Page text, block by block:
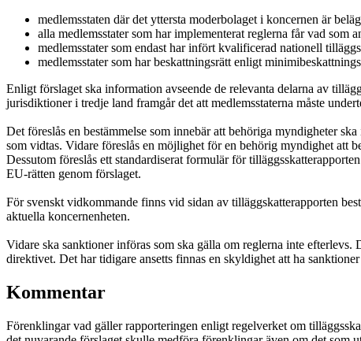
medlemsstaten där det yttersta moderbolaget i koncernen är
alla medlemsstater som har implementerat reglerna får vad som
medlemsstater som endast har infört kvalificerad nationell
medlemsstater som har beskattningsrätt enligt
Enligt förslaget ska information avseende de relevanta delarna av
jurisdiktioner i tredje land framgår det att medlemsstaterna måste
Det föreslås en bestämmelse som innebär att behöriga myndigheter
som vidtas. Vidare föreslås en möjlighet för en behörig myndighet att
Dessutom föreslås ett standardiserat formulär för
EU-rätten genom förslaget.
För svenskt vidkommande finns vid sidan av tilläggskatterapporten
aktuella koncernenheten.
Vidare ska sanktioner införas som ska gälla om reglerna inte
direktivet. Det har tidigare ansetts finnas en skyldighet att ha
Kommentar
Förenklingar vad gäller rapporteringen enligt regelverket om